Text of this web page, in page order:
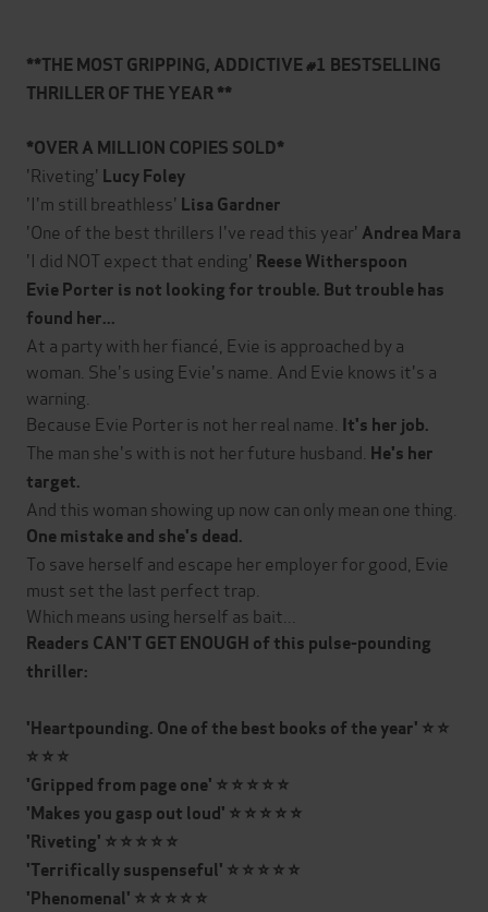
**THE MOST GRIPPING, ADDICTIVE #1 BESTSELLING
THRILLER OF THE YEAR **
*OVER A MILLION COPIES SOLD*
'Riveting' Lucy Foley
'I'm still breathless' Lisa Gardner
'One of the best thrillers I've read this year' Andrea Mara
'I did NOT expect that ending' Reese Witherspoon
Evie Porter is not looking for trouble. But trouble has
found her...
At a party with her fiancé, Evie is approached by a
woman. She's using Evie's name. And Evie knows it's a
warning.
Because Evie Porter is not her real name. It's her job.
The man she's with is not her future husband. He's her
target.
And this woman showing up now can only mean one thing.
One mistake and she's dead.
To save herself and escape her employer for good, Evie
must set the last perfect trap.
Which means using herself as bait...
Readers CAN'T GET ENOUGH of this pulse-pounding
thriller:
'Heartpounding. One of the best books of the year' ⭐ ⭐
⭐ ⭐ ⭐
'Gripped from page one' ⭐ ⭐ ⭐ ⭐ ⭐
'Makes you gasp out loud' ⭐ ⭐ ⭐ ⭐ ⭐
'Riveting' ⭐ ⭐ ⭐ ⭐ ⭐
'Terrifically suspenseful' ⭐ ⭐ ⭐ ⭐ ⭐
'Phenomenal' ⭐ ⭐ ⭐ ⭐ ⭐